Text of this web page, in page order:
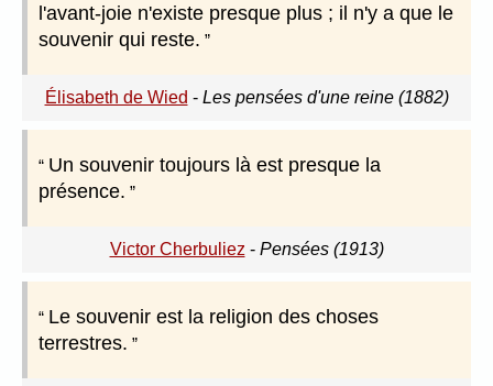
l'avant-joie n'existe presque plus ; il n'y a que le
souvenir qui reste.
Élisabeth de Wied - Les pensées d'une reine (1882)
Un souvenir toujours là est presque la
présence.
Victor Cherbuliez - Pensées (1913)
Le souvenir est la religion des choses
terrestres.